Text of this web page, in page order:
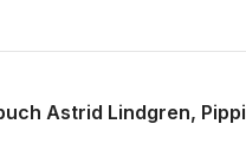
Astrid Lindgren,